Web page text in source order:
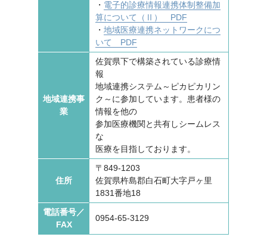
・ 電子的診療情報連携体制整備加
算について（Ⅱ） PDF
・ 地域医療連携ネットワークにつ
いて PDF
地域連携事
業
佐賀県下で構築されている診療情
報
地域連携システム～ピカピカリン
ク～に参加しています。患者様の
情報を他の
参加医療機関と共有しシームレス
な
医療を目指しております。
住所
〒849-1203
佐賀県杵島郡白石町大字戸ヶ里
1831番地18
電話番号／
FAX
0954-65-3129